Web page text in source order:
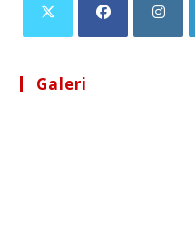
Galeri